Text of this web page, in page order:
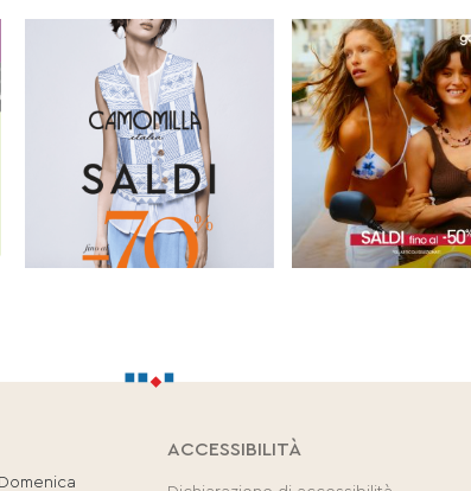
ACCESSIBILITÀ